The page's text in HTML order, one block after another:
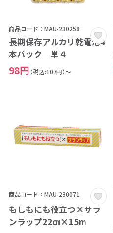
商品コード：MAU-230258
長期保存アルカリ乾電池4
本パック 単４
98円 （税込:107円）～
商品コード：MAU-230071
もしもにも役立つ×サラ
ンラップ22㎝×15m